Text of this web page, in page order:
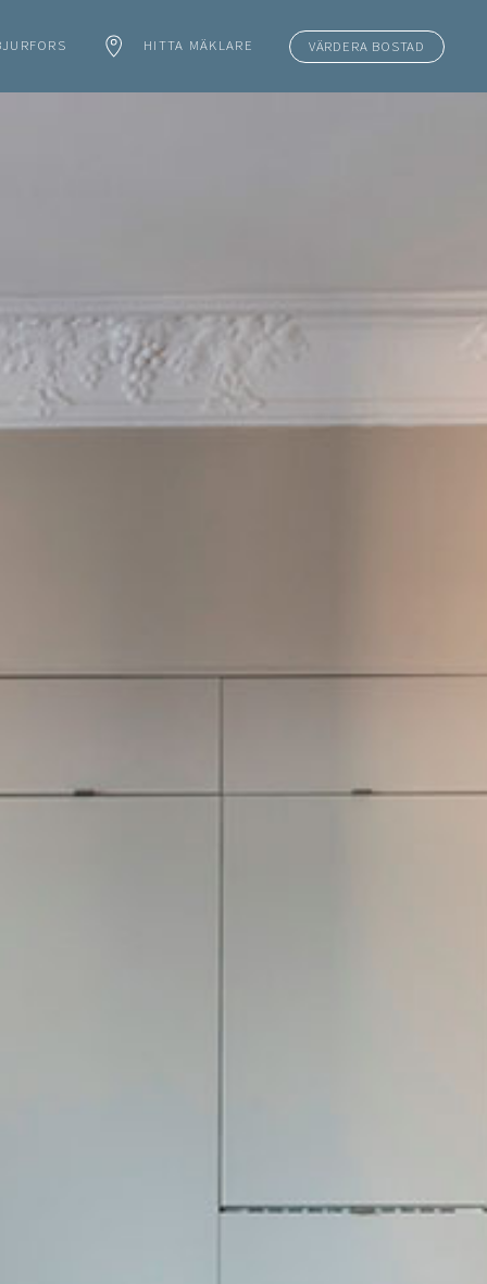
HITTA MÄKLARE VÄRDERA BOSTAD